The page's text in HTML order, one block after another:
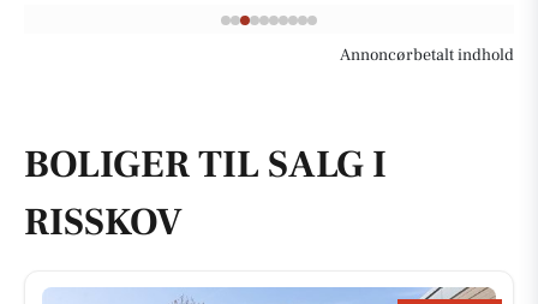
Annoncørbetalt indhold
BOLIGER TIL SALG I
RISSKOV